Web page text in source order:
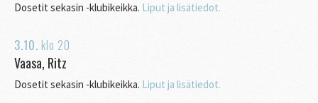
Dosetit sekasin -klubikeikka. Liput ja lisätiedot.
3.10. klo 20
Vaasa, Ritz
Dosetit sekasin -klubikeikka. Liput ja lisätiedot.